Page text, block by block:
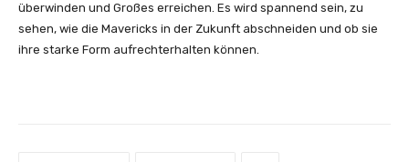
überwinden und Großes erreichen. Es wird spannend sein, zu
sehen, wie die Mavericks in der Zukunft abschneiden und ob sie
ihre starke Form aufrechterhalten können.